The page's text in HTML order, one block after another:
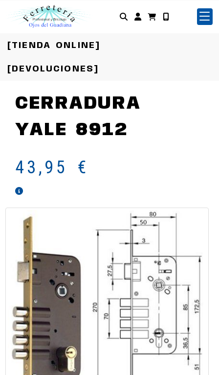
Identifícate
[TIENDA ONLINE]
[DEVOLUCIONES]
CERRADURA
YALE 8912
43,95 €